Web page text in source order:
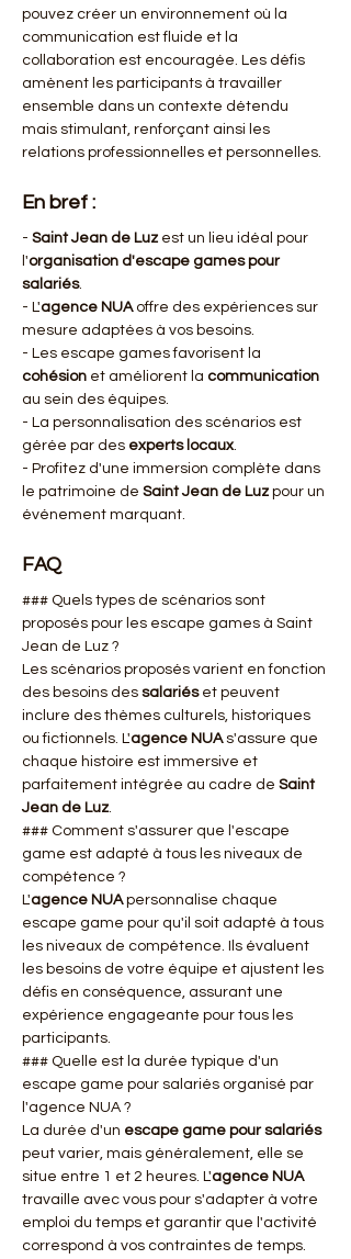
pouvez créer un environnement où la
communication est fluide et la
collaboration est encouragée. Les défis
amènent les participants à travailler
ensemble dans un contexte détendu
mais stimulant, renforçant ainsi les
relations professionnelles et personnelles.
En bref :
- Saint Jean de Luz est un lieu idéal pour
l'organisation d'escape games pour
salariés.
- L'agence NUA offre des expériences sur
mesure adaptées à vos besoins.
- Les escape games favorisent la
cohésion et améliorent la communication
au sein des équipes.
- La personnalisation des scénarios est
gérée par des experts locaux.
- Profitez d'une immersion complète dans
le patrimoine de Saint Jean de Luz pour un
événement marquant.
FAQ
### Quels types de scénarios sont
proposés pour les escape games à Saint
Jean de Luz ?
Les scénarios proposés varient en fonction
des besoins des salariés et peuvent
inclure des thèmes culturels, historiques
ou fictionnels. L'agence NUA s'assure que
chaque histoire est immersive et
parfaitement intégrée au cadre de Saint
Jean de Luz.
### Comment s'assurer que l'escape
game est adapté à tous les niveaux de
compétence ?
L'agence NUA personnalise chaque
escape game pour qu'il soit adapté à tous
les niveaux de compétence. Ils évaluent
les besoins de votre équipe et ajustent les
défis en conséquence, assurant une
expérience engageante pour tous les
participants.
### Quelle est la durée typique d'un
escape game pour salariés organisé par
l'agence NUA ?
La durée d'un escape game pour salariés
peut varier, mais généralement, elle se
situe entre 1 et 2 heures. L'agence NUA
travaille avec vous pour s'adapter à votre
emploi du temps et garantir que l'activité
correspond à vos contraintes de temps.